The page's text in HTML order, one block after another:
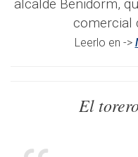
alcalde Benidorm,
comercial
Leerlo en ->
El